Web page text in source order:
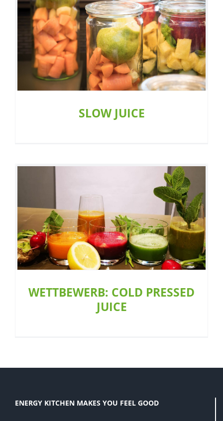
SLOW JUICE
Restaurant
SLOW JUICE
WETTBEWERB: COLD PRESSED JUICE
Aktion Restaurant
WETTBEWERB: COLD PRESSED
JUICE
ENERGY KITCHEN MAKES YOU FEEL GOOD